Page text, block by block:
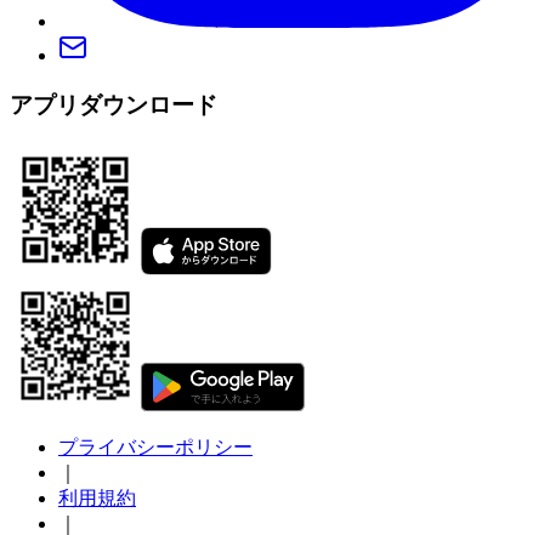
アプリダウンロード
プライバシーポリシー
利用規約